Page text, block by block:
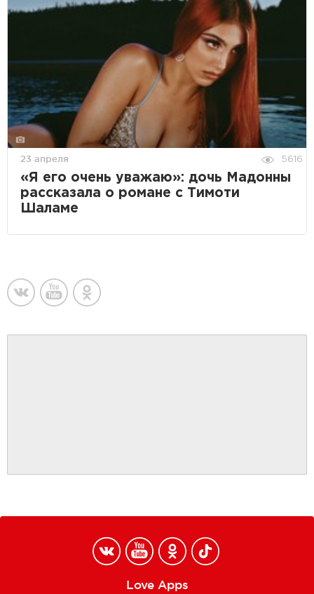
23 апреля 5616
«Я его очень уважаю»: дочь Мадонны
рассказала о романе с Тимоти
Шаламе
Love Apps